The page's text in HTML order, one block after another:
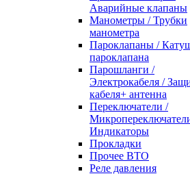
Аварийные клапаны
Манометры / Трубки
манометра
Пароклапаны /
пароклапана
Парошланги /
Электрокабеля /
кабеля+ антенна
Переключатели /
Индикаторы
Прокладки
Прочее ВТО
Реле давления